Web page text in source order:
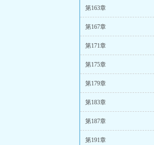
第163章
第167章
第171章
第175章
第179章
第183章
第187章
第191章